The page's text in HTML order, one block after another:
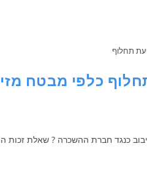
תחלוף
כלפי מבטח
כנגד חברת ההשכרה ? שאלת זכות